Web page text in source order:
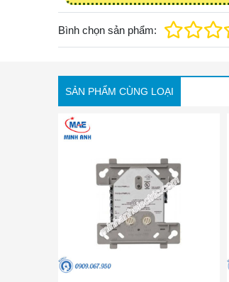
Bình chọn sản phẩm:
SẢN PHẨM CÙNG LOẠI